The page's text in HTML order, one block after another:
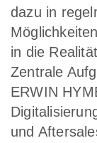
dazu in
in die
Zentrale
ERWIN
und